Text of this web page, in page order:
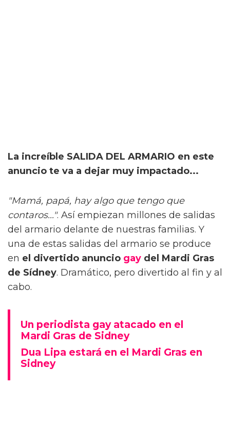
La increíble SALIDA DEL ARMARIO en este
anuncio te va a dejar muy impactado...
"Mamá, papá, hay algo que tengo que
contaros...". Así empiezan millones de salidas
del armario delante de nuestras familias. Y
una de estas salidas del armario se produce
en el divertido anuncio gay del Mardi Gras
de Sídney. Dramático, pero divertido al fin y al
cabo.
Un periodista gay atacado en el
Mardi Gras de Sidney
Dua Lipa estará en el Mardi Gras en
Sidney